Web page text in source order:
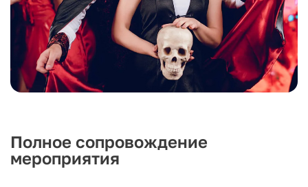
Полное сопровождение
мероприятия